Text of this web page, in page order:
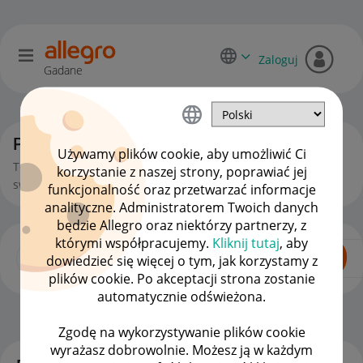
Używamy plików cookie, aby umożliwić Ci
korzystanie z naszej strony, poprawiać jej
funkcjonalność oraz przetwarzać informacje
analityczne. Administratorem Twoich danych
będzie Allegro oraz niektórzy partnerzy, z
którymi współpracujemy. Kliknij tutaj, aby
dowiedzieć się więcej o tym, jak korzystamy z
plików cookie. Po akceptacji strona zostanie
automatycznie odświeżona.
Zgodę na wykorzystywanie plików cookie
wyrażasz dobrowolnie. Możesz ją w każdym
Gadane
Zaloguj
Początkujący sprzedawcy
To miejsce jest dla Ciebie, jeśli zaczynasz lub chcesz zacząć
swoją przygodę ze sprzedażą na Allegro.